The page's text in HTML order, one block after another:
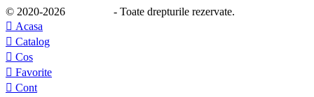
© 2020-2026
- Toate drepturile rezervate.
 Acasa
 Catalog
 Cos
 Favorite
 Cont